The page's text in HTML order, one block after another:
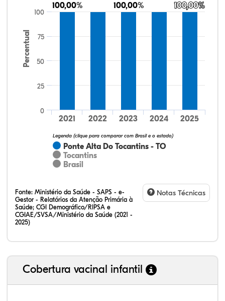
Percentual
100,00%
100,00% 100,00%
100,00% 100,00%
100,00%
Ponte Alta Do Tocantins - TO
Tocantins
Brasil
Legenda (clique para comparar com Brasil e o estado)
2021 2022 2023 2024 2025
0
25
50
75
100
Fonte: Ministério da Saúde - SAPS - e-
Gestor - Relatórios da Atenção Primária à
Saúde; CGI Demográfico/RIPSA e
CGIAE/SVSA/Ministério da Saúde (2021 -
2025)
Notas Técnicas
Cobertura vacinal infantil
12,50%
18,75%
0,00%
50,00%
12,50%
6,25%
32,28%
12,07%
0,23%
51,73%
2,94%
0,75%